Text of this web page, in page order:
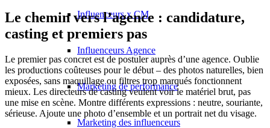
Influenceurs x CM
Influenceurs Agence
Marketing de performance
Marketing des influenceurs
Le chemin vers l’agence : candidature,
casting et premiers pas
Le premier pas concret est de postuler auprès d’une agence. Oublie
les productions coûteuses pour le début – des photos naturelles, bien
exposées, sans maquillage ou filtres trop marqués fonctionnent
mieux. Les directeurs de casting veulent voir le matériel brut, pas
une mise en scène. Montre différents expressions : neutre, souriante,
sérieuse. Ajoute une photo d’ensemble et un portrait net du visage.